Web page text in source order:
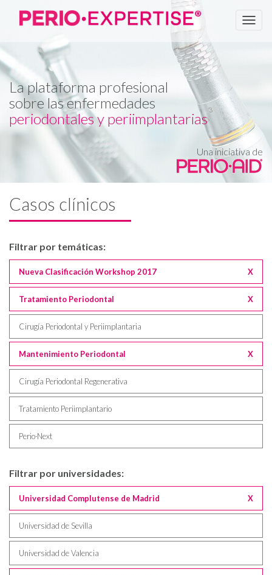
La plataforma profesional
sobre las enfermedades
periodontales y periimplantarias
Una iniciativa de
Casos clínicos
Filtrar por temáticas:
Nueva Clasificación Workshop 2017 X
Tratamiento Periodontal X
Cirugía Periodontal y Periimplantaria
Mantenimiento Periodontal X
Cirugía Periodontal Regenerativa
Tratamiento Periimplantario
Perio·Next
Filtrar por universidades:
Universidad Complutense de Madrid X
Universidad de Sevilla
Universidad de Valencia